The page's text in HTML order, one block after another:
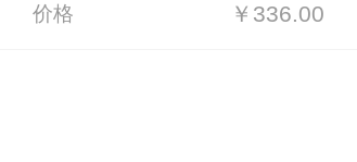
价格 ￥336.00